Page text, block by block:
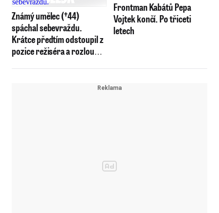
Známý umělec (†44)
spáchal sebevraždu.
Krátce předtím odstoupil z
pozice režiséra a rozloučil
Frontman Kabátů Pepa
Vojtek končí. Po třiceti
letech